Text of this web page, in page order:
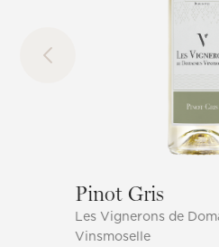
Pinot Gris
Les Vignerons de
Vinsmoselle